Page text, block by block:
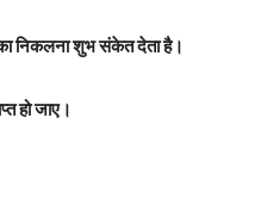
निकलना शुभ संकेत देता है।
हो जाए।